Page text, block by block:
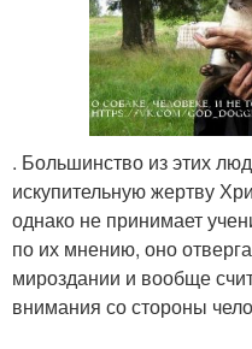
. Большинство из этих
искупительную жертву
однако не принимает
по их мнению, оно
мироздании и вообще
внимания со стороны